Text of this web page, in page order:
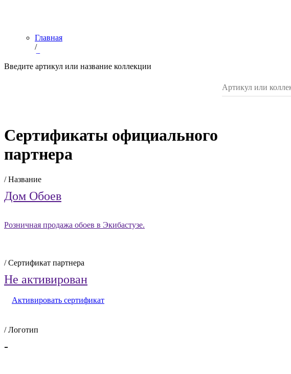
Главная
/
Дилерам
/
Введите артикул или название коллекции
Сертификаты официального
партнера
/ Название
Дом Обоев
Розничная продажа обоев в Экибастузе.
/ Сертификат партнера
Не активирован
Активировать сертификат
/ Логотип
-